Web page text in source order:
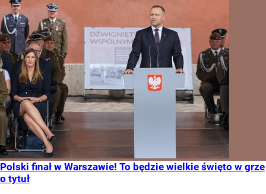
Polski finał w Warszawie! To będzie wielkie święto w grze
o tytuł